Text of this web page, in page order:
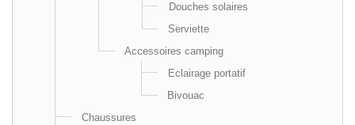
Douches solaires
Serviette
Accessoires camping
Eclairage portatif
Bivouac
Chaussures